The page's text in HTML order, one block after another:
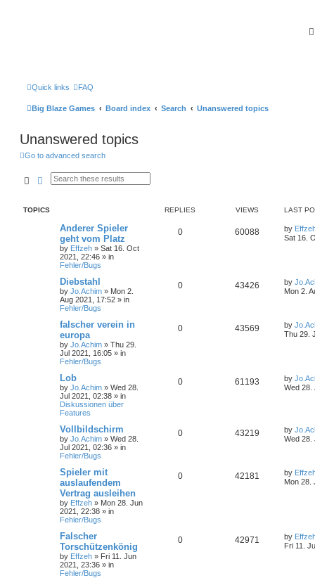
Quick links FAQ
Big Blaze Games Board index Search Unanswered topics
Unanswered topics
Go to advanced search
SearchAdvanced search
TOPICS REPLIES VIEWS LAST
Anderer Spieler
geht vom Platz
by Effzeh » Sat 16. Oct
2021, 22:46 » in
Fehler/Bugs
0 60088 by
Sat 16.
Diebstahl
by Jo.Achim » Mon 2.
Aug 2021, 17:52 » in
Fehler/Bugs
0 43426 by
Mon 2.
falscher verein in
europa
by Jo.Achim » Thu 29.
Jul 2021, 16:05 » in
Fehler/Bugs
0 43569 by
Thu 29.
Lob
by Jo.Achim » Wed 28.
Jul 2021, 02:38 » in
Diskussionen über
Features
0 61193 by
Wed 28.
Vollbildschirm
by Jo.Achim » Wed 28.
Jul 2021, 02:36 » in
Fehler/Bugs
0 43219 by
Wed 28.
Spieler mit
auslaufendem
Vertrag ausleihen
by Effzeh » Mon 28. Jun
2021, 22:38 » in
Fehler/Bugs
0 42181 by
Mon 28.
Falscher
Torschützenkönig
by Effzeh » Fri 11. Jun
2021, 23:36 » in
Fehler/Bugs
0 42971 by
Fri 11.